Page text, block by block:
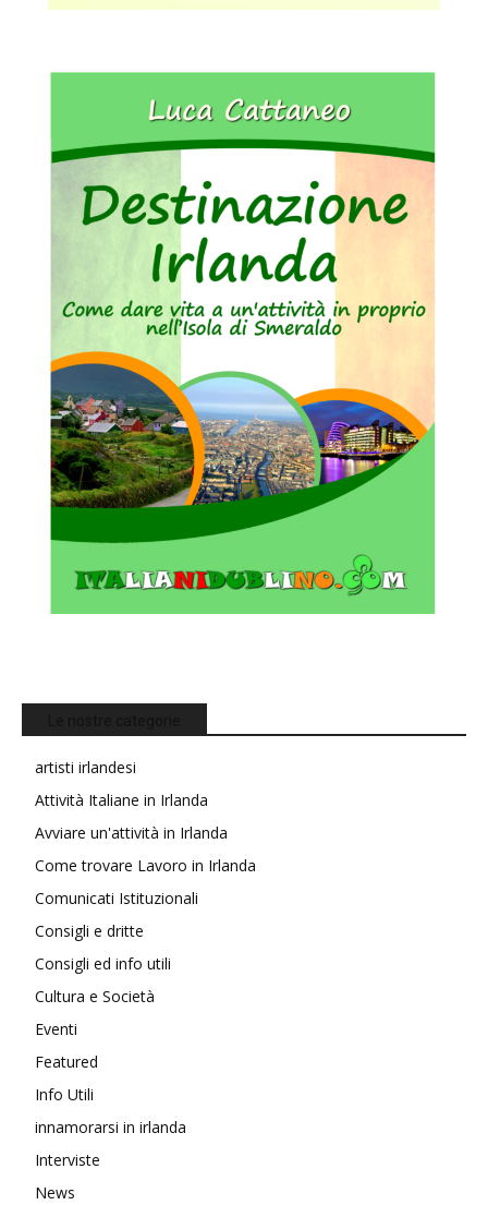
artisti irlandesi
Attività Italiane in Irlanda
Avviare un'attività in Irlanda
Come trovare Lavoro in Irlanda
Comunicati Istituzionali
Consigli e dritte
Consigli ed info utili
Cultura e Società
Eventi
Featured
Info Utili
innamorarsi in irlanda
Interviste
News